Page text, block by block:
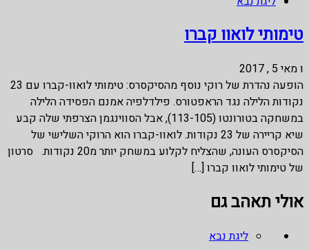
טימותי לואוו קברו
ו מאי 5 , 2017
הופעה נהדרת של רוקי נוסף מהסיקסרס: טימותי לואוו-קברו עם 23
נקודות הלילה נגד הראפטורס. פילדלפיה אמנם הפסידה הלילה
במשחקה בטורונטו (113-105), אבל הסווינגמן הצרפתי שלה קבע
שיא קריירה של 23 נקודות. לואוו-קברו הוא הרוקי השלישי של
הסיקסרס העונה, שהצליח לקלוע במשחק יותר מ20 נקודות. סרטון
של טימותי לואוו קברו […]
אולי תאהב גם
ליגת נבא